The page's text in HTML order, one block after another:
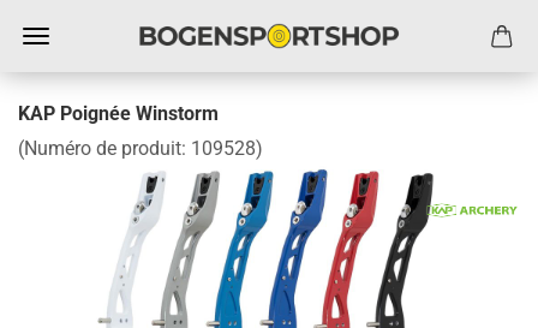
KAP Poignée Winstorm
(Numéro de produit: 109528)